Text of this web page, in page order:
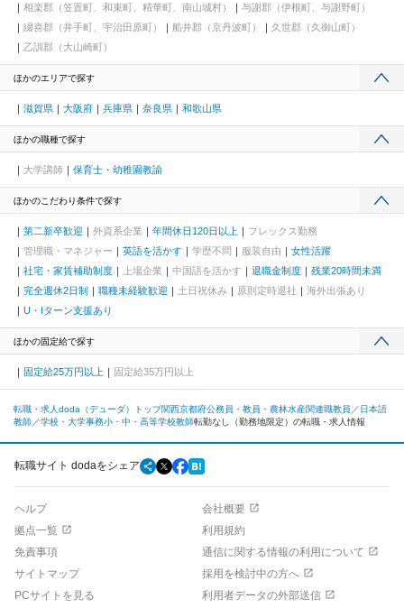
相楽郡（笠置町、和束町、精華町、南山城村）
与謝郡（伊根町、与謝野町）
綴喜郡（井手町、宇治田原町）
船井郡（京丹波町）
久世郡（久御山町）
乙訓郡（大山崎町）
ほかのエリアで探す
滋賀県 大阪府 兵庫県 奈良県 和歌山県
ほかの職種で探す
大学講師 保育士・幼稚園教諭
ほかのこだわり条件で探す
第二新卒歓迎 外資系企業 年間休日120日以上
フレックス勤務
管理職・マネジャー
英語を活かす 学歴不問 服装自由
女性活躍
社宅・家賃補助制度
上場企業 中国語を活かす 退職金制度
残業20時間未満
完全週休2日制
職種未経験歓迎 土日祝休み 原則定時退社
海外出張あり
U・Iターン支援あり
ほかの固定給で探す
固定給25万円以上 固定給35万円以上
転職・求人doda（デューダ）トップ関西京都府公務員・教員・農林水産関連職教員／日本語
教師／学校・大学事務小・中・高等学校教師転勤なし（勤務地限定）の転職・求人情報
転職サイト dodaをシェア
ヘルプ
会社概要
拠点一覧
利用規約
免責事項
通信に関する情報の利用について
サイトマップ
採用を検討中の方へ
PCサイトを見る
利用者データの外部送信